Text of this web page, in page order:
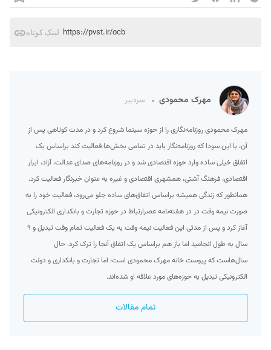
لینک کوتاه https://pvst.ir/ocb
مهرک محمودی سردبیر
مهرک محمودی روزنامه‌نگاری را از حوزه سینما شروع کرد و در مدت کوتاهی پس از
آن، با این سودا که روزنامه‌نگار باید در تمامی بخش‌ها فعالیت کند براساس یک
اتفاق خیلی ساده وارد حوزه اقتصادی شد و در روزنامه‌های صدای عدالت، آزاد، ابرار
اقتصادی، فرهنگ آشتی، همشهری اقتصادی و غیره به عنوان خبرنگار فعالیت کرد.
همانطور که زندگی همیشه براساس اتفاق‌های ساده جلو می‌رود، فعالیت خود را به
صورت نیمه وقت در در هفته‌نامه عصرارتباط در حوزه تجارت و بانکداری الکترونیکی
آغاز کرد و پس از مدتی این فعالیت نیمه وقت به یک فعالیت تمام وقت تبدیل و ۹
سال به طول انجامید اما باز هم براساس یک اتفاق آنجا را ترک کرد. حال
سال‌هاست که پیوست خانه مهرک محمودی است؛ اما تجارت و بانکداری و دولت
الکترونیکی تبدیل به حوزه‌های مورد علاقه او شده‌اند.
تمام مقالات